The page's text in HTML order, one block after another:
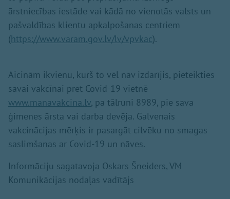
ārstniecības iestāde vai kādā no vienotās valsts un
pašvaldības klientu apkalpošanas centriem
(https://www.varam.gov.lv/lv/vpvkac).
Aicinām ikvienu, kurš to vēl nav izdarījis, pieteikties
savai vakcīnai pret Covid-19 vietnē
www.manavakcina.lv, pa tālruni 8989, pie sava
ģimenes ārsta vai darba devēja. Galvenais
vakcinācijas mērķis ir pasargāt cilvēku no smagas
saslimšanas ar Covid-19 un nāves.
Informāciju sagatavoja Oskars Šneiders, VM
Komunikācijas nodaļas vadītājs